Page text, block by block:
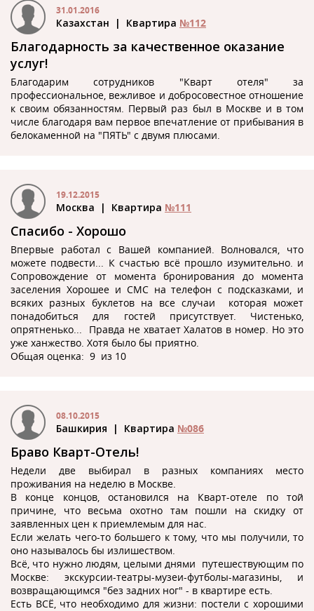
31.01.2016
Казахстан | Квартира №112
Благодарность за качественное оказание
услуг!
Благодарим сотрудников "Кварт отеля" за
профессиональное, вежливое и добросовестное отношение
к своим обязанностям. Первый раз был в Москве и в том
числе благодаря вам первое впечатление от прибывания в
белокаменной на "ПЯТЬ" с двумя плюсами.
19.12.2015
Москва | Квартира №111
Спасибо - Хорошо
Впервые работал с Вашей компанией. Волновался, что
можете подвести... К счастью всё прошло изумительно. и
Сопровождение от момента бронирования до момента
заселения Хорошее и СМС на телефон с подсказками, и
всяких разных буклетов на все случаи которая может
понадобиться для гостей присутствует. Чистенько,
опрятненько... Правда не хватает Халатов в номер. Но это
уже ханжество. Хотя было бы приятно.
Общая оценка: 9 из 10
08.10.2015
Башкирия | Квартира №086
Браво Кварт-Отель!
Недели две выбирал в разных компаниях место
проживания на неделю в Москве.
В конце концов, остановился на Кварт-отеле по той
причине, что весьма охотно там пошли на скидку от
заявленных цен к приемлемым для нас.
Если желать чего-то большего к тому, что мы получили, то
оно называлось бы излишеством.
Всё, что нужно людям, целыми днями путешествующим по
Москве: экскурсии-театры-музеи-футболы-магазины, и
возвращающимся "без задних ног" - в квартире есть.
Есть ВСЁ, что необходимо для жизни: постели с хорошими